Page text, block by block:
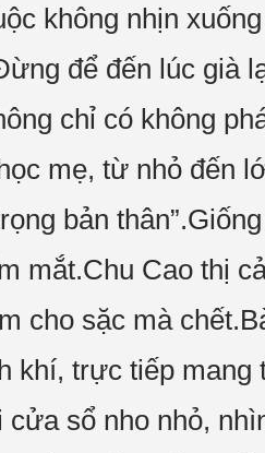
không nhịn
để đến lúc già
chỉ có không
mẹ, từ nhỏ đến
bản
mắt.Chu Cao thị
cho sặc mà
khí, trực tiếp mang
sổ nho nhỏ,